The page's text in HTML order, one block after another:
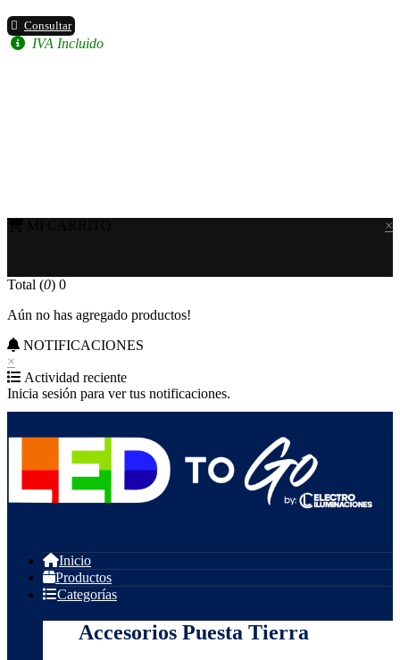
Consultar
IVA Incluido
×
Total (0) 0
Aún no has agregado productos!
NOTIFICACIONES
×
Actividad reciente
Inicia sesión para ver tus notificaciones.
Inicio
Productos
Categorías
Accesorios Puesta Tierra